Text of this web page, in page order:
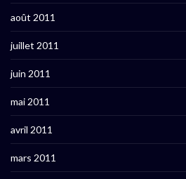
août 2011
juillet 2011
juin 2011
mai 2011
avril 2011
mars 2011